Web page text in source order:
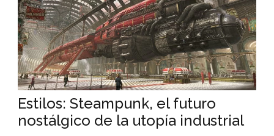
Estilos: Steampunk, el futuro
nostálgico de la utopía industrial